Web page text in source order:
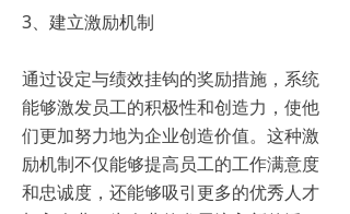
3、建立激励机制
通过设定与绩效挂钩的奖励措施，系统
能够激发员工的积极性和创造力，使他
们更加努力地为企业创造价值。这种激
励机制不仅能够提高员工的工作满意度
和忠诚度，还能够吸引更多的优秀人才